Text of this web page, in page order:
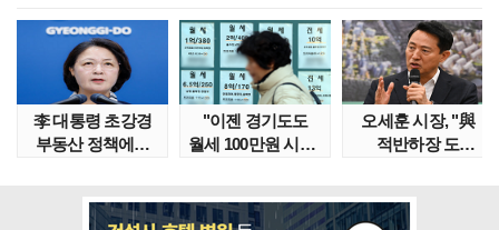
李 대통령 초강경
부동산 정책에…
"이젠 경기도도
월세 100만원 시대"
오세훈 시장, "與
적반하장 도